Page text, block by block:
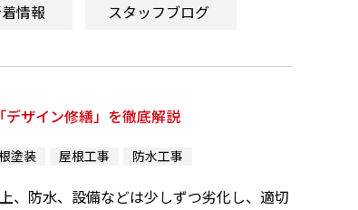
情報 スタッフブログ
ザイン修繕」を徹底解説
塗装 屋根工事 防水工事
、防水、設備などは少しずつ劣化し、適切